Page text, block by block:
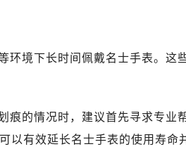
号腾达中心东1幢20楼2002室（需
西路16号兰州中心写字楼21层
28号英利国际金融中心写字楼20层
路名士售后服务中心（需提前预约
街名士售后服务中心（需提前预约
环境下长时间佩戴名士手表。这
痕的情况时，建议首先寻求专业
以有效延长名士手表的使用寿命